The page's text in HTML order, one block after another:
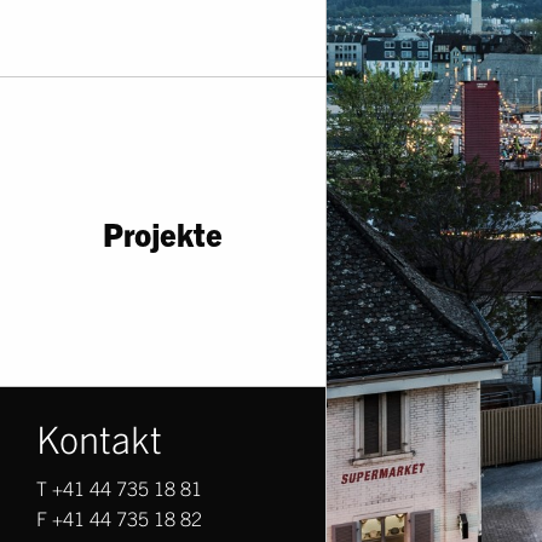
Projekte
Kontakt
T +41 44 735 18 81
F +41 44 735 18 82